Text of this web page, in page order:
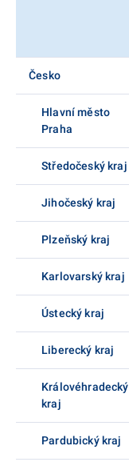
Česko
Hlavní město
Praha
Středočeský kraj
Jihočeský kraj
Plzeňský kraj
Karlovarský kraj
Ústecký kraj
Liberecký kraj
Královéhradecký
kraj
Pardubický kraj